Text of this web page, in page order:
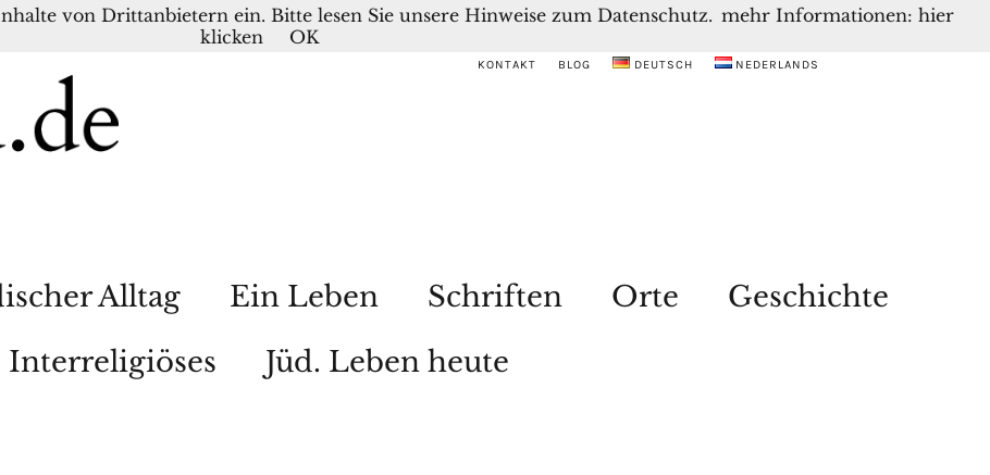
KONTAKT BLOG DEUTSCH NEDERLANDS
Alltag Ein Leben Schriften Orte
Geschichte
Interreligiöses
Jüd. Leben heute
von Drittanbietern ein. Bitte lesen Sie unsere Hinweise zum Datenschutz. mehr Informationen: hier
klicken
OK